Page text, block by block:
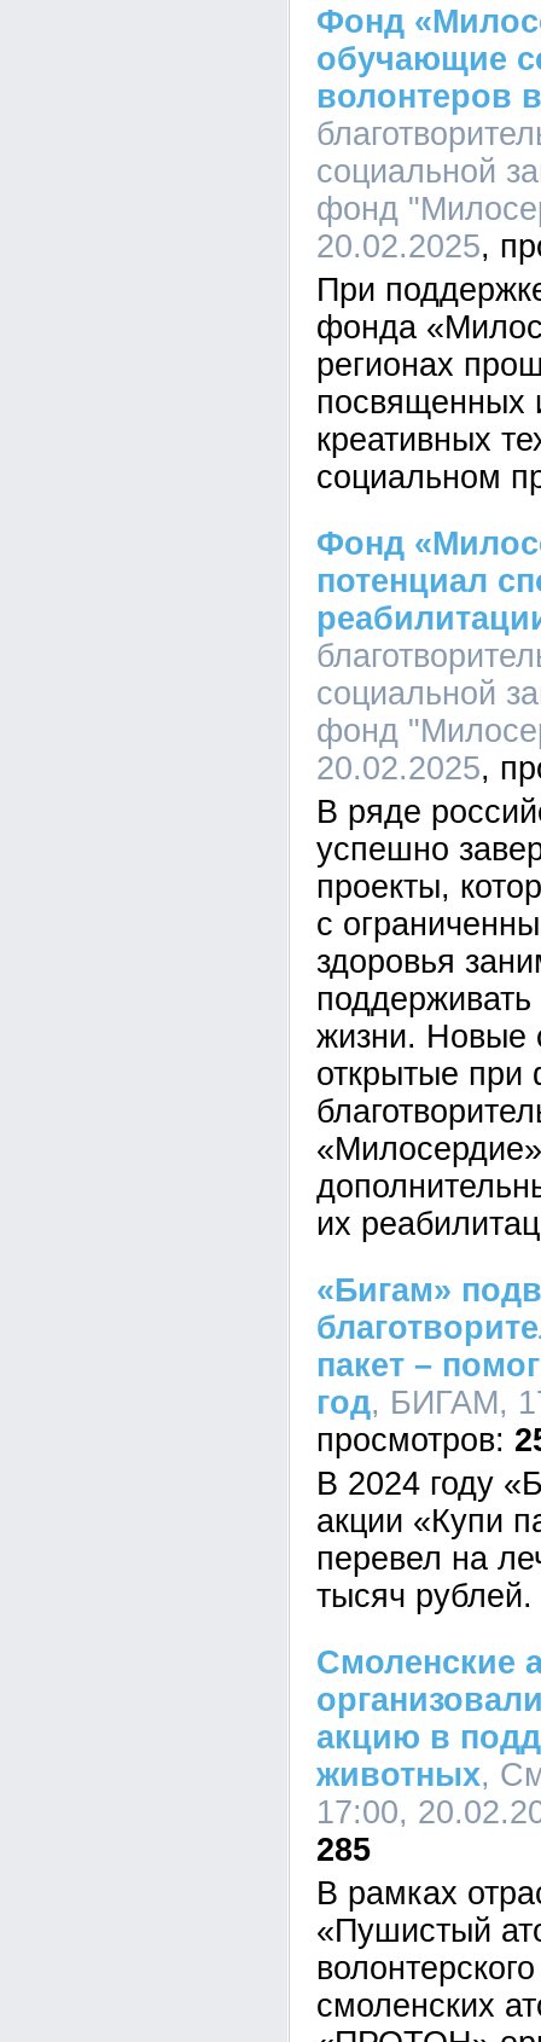
Фонд
обучающие
волонтеров
социальной
фонд
20.02.2025
При
фонда
регионах
посвященных
креативных
социальном
Фонд
потенциал
социальной
фонд
20.02.2025
В ряде
успешно
проекты,
с
здоровья
жизни. Новые
открытые при
их
«Бигам»
пакет –
год, БИГАМ,
В 2024 году
акции «Купи
перевел на
тысяч рублей.
Смоленские
акцию в
животных,
17:00,
285
В рамках
«Пушистый
смоленских